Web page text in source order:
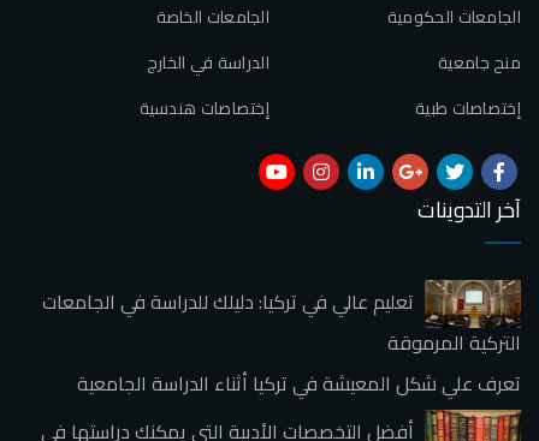
الجامعات الخاصة
الجامعات الحكومية
الدراسة في الخارج
منح جامعية
إختصاصات هندسية
إختصاصات طبية
آخر التدوينات
تعليم عالي في تركيا: دليلك للدراسة في الجامعات
التركية المرموقة
تعرف علي شكل المعيشة في تركيا أثناء الدراسة الجامعية
أفضل التخصصات الأدبية التي يمكنك دراستها في